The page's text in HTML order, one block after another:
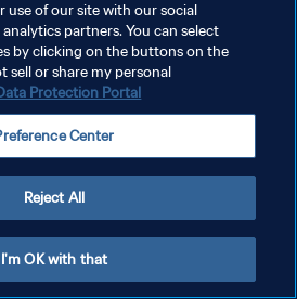
reserved.
of our site with our social
partners. You can select
by clicking on the buttons on the
sell or share my personal
Protection Portal
Center
Reject All
I'm OK with that